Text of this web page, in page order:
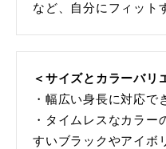
など、自分にフィット
＜サイズとカラーバリ
・幅広い身長に対応で
・タイムレスなカラー
すいブラックやアイボ